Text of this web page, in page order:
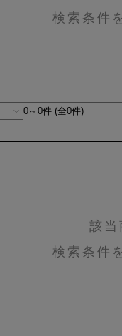
検索条件
0～0件 (全0件)
該当
検索条件